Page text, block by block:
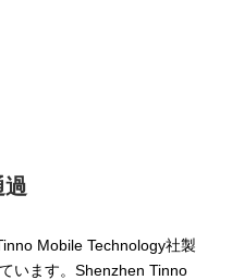
Mobile Technology社製
います。Shenzhen Tinno